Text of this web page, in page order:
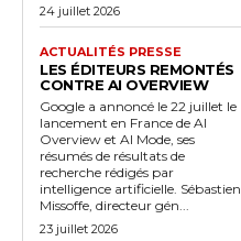
24 juillet 2026
ACTUALITÉS PRESSE
LES ÉDITEURS REMONTÉS
CONTRE AI OVERVIEW
Google a annoncé le 22 juillet le
lancement en France de AI
Overview et AI Mode, ses
résumés de résultats de
recherche rédigés par
intelligence artificielle. Sébastien
Missoffe, directeur gén...
23 juillet 2026